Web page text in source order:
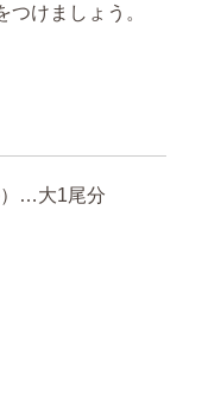
けましょう。
）…大1尾分